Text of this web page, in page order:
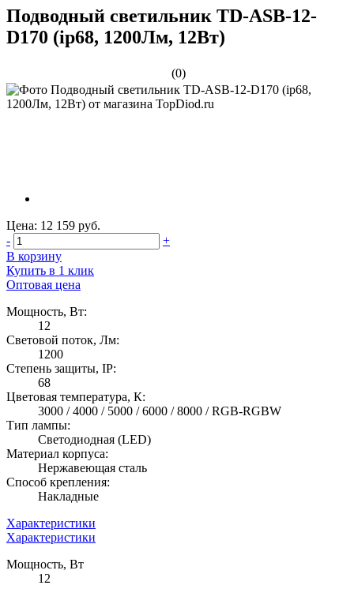
Подводный светильник TD-ASB-12-
D170 (ip68, 1200Лм, 12Вт)
(0)
Цена: 12 159 руб.
-
+
В корзину
Купить в 1 клик
Оптовая цена
Мощность, Вт:
12
Световой поток, Лм:
1200
Степень защиты, IP:
68
Цветовая температура, К:
3000 / 4000 / 5000 / 6000 / 8000 / RGB-RGBW
Тип лампы:
Светодиодная (LED)
Материал корпуса:
Нержавеющая сталь
Способ крепления:
Накладные
Характеристики
Характеристики
Мощность, Вт
12